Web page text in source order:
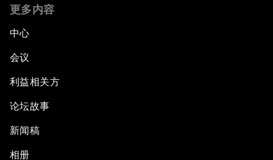
更多内容
中心
会议
利益相关方
论坛故事
新闻稿
相册